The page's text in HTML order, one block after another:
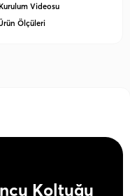
Videosu
Ölçüleri
Koltuğu